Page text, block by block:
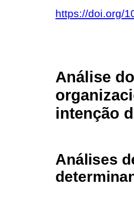
https://doi.org/
Análise
intenção
Análises